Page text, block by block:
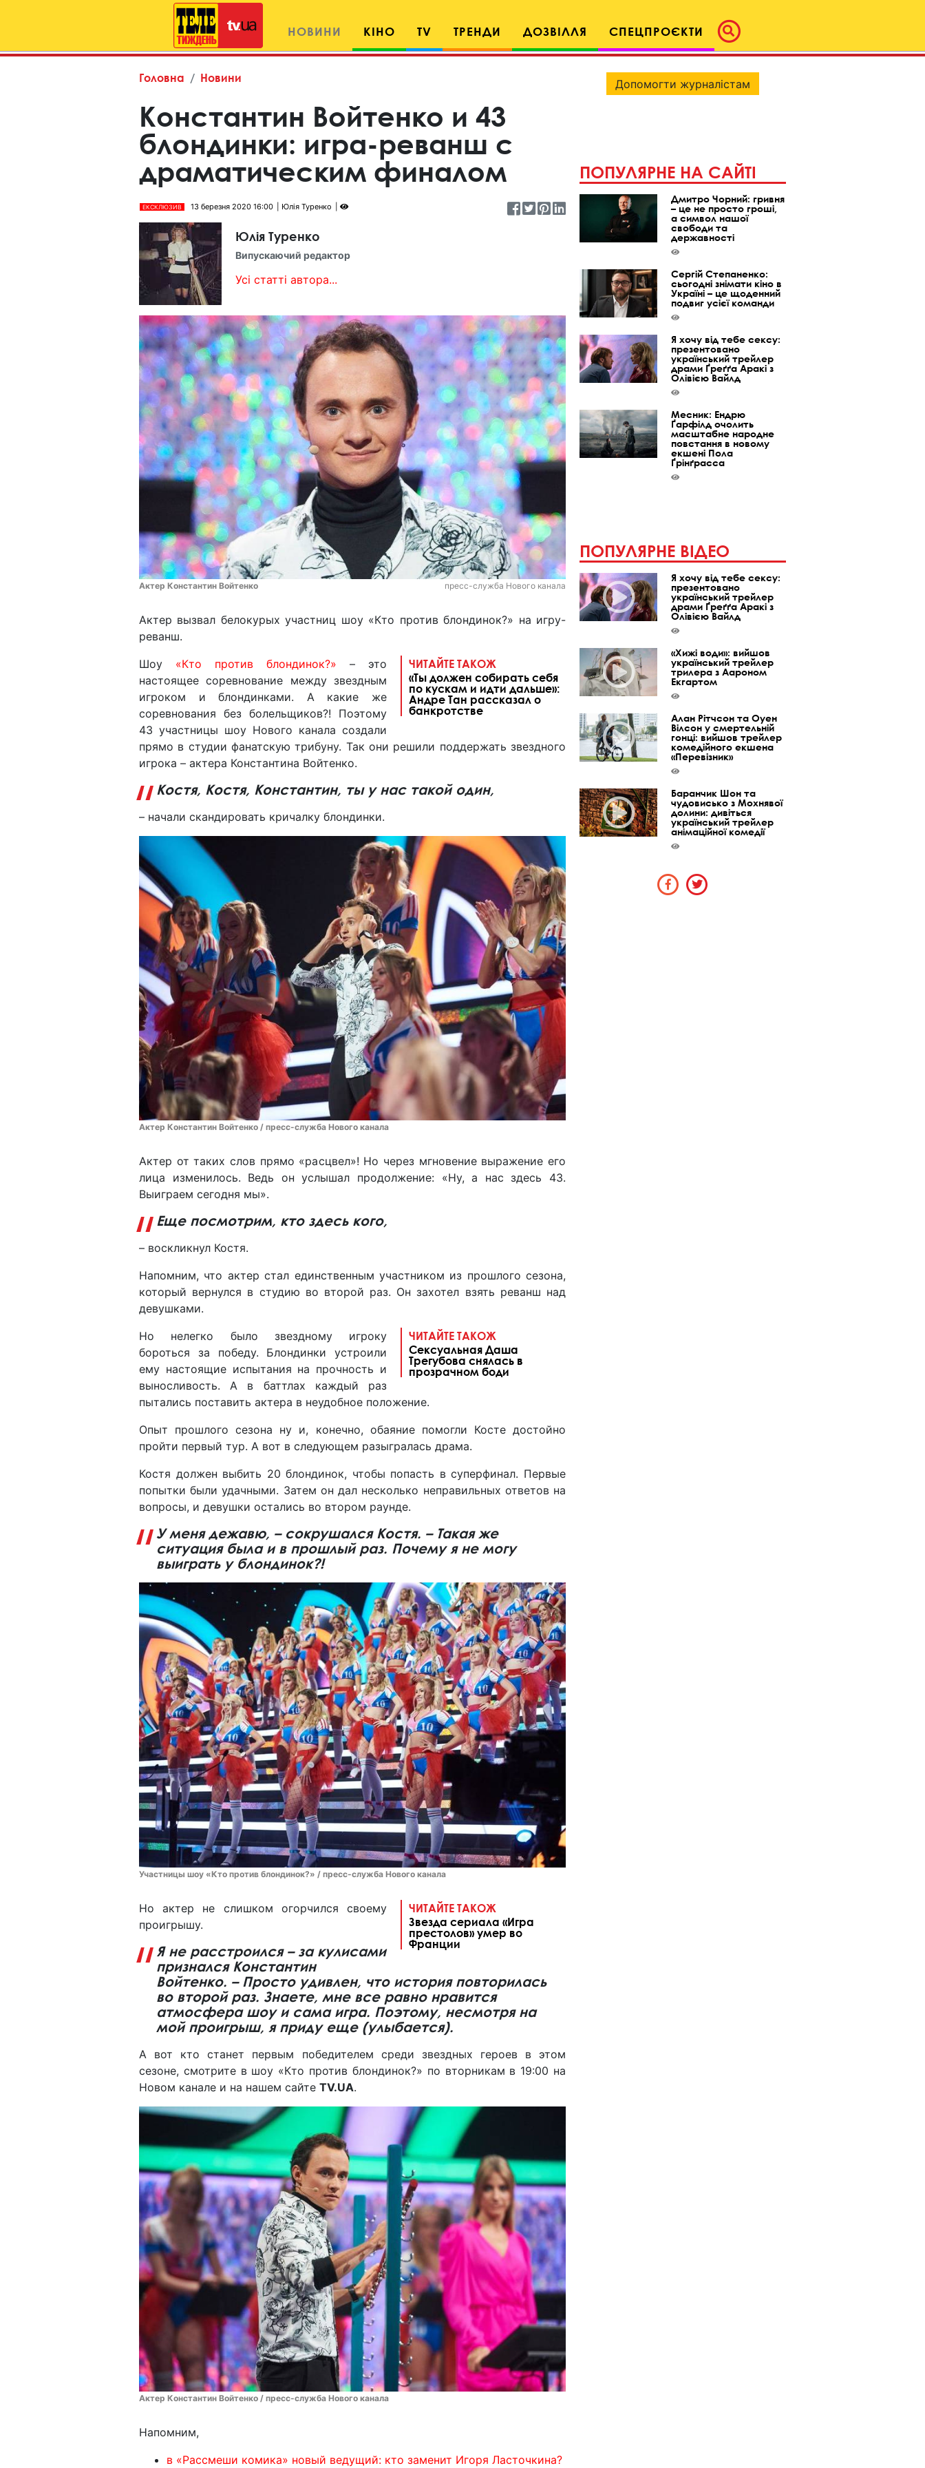
НОВИНИ КІНО TV ТРЕНДИ ДОЗВІЛЛЯ СПЕЦПРОЄКТИ
Головна Новини
Константин Войтенко и 43
блондинки: игра-реванш с
драматическим финалом
ЕКСКЛЮЗИВ 13 березня 2020 16:00 Юлія Туренко
Юлія Туренко
Випускаючий редактор
Усі статті автора...
Актер Константин Войтенко пресс-служба Нового канала
Актер вызвал белокурых участниц шоу «Кто против блондинок?» на игру-
реванш.
ЧИТАЙТЕ ТАКОЖ
«Ты должен собирать себя
по кускам и идти дальше»:
Андре Тан рассказал о
банкротстве
Шоу «Кто против блондинок?» – это
настоящее соревнование между звездным
игроком и блондинками. А какие же
соревнования без болельщиков?! Поэтому
43 участницы шоу Нового канала создали
прямо в студии фанатскую трибуну. Так они решили поддержать звездного
игрока – актера Константина Войтенко.
Костя, Костя, Константин, ты у нас такой один,
– начали скандировать кричалку блондинки.
Актер Константин Войтенко / пресс-служба Нового канала
Актер от таких слов прямо «расцвел»! Но через мгновение выражение его
лица изменилось. Ведь он услышал продолжение: «Ну, а нас здесь 43.
Выиграем сегодня мы».
Еще посмотрим, кто здесь кого,
– воскликнул Костя.
Напомним, что актер стал единственным участником из прошлого сезона,
который вернулся в студию во второй раз. Он захотел взять реванш над
девушками.
ЧИТАЙТЕ ТАКОЖ
Сексуальная Даша
Трегубова снялась в
прозрачном боди
Но нелегко было звездному игроку
бороться за победу. Блондинки устроили
ему настоящие испытания на прочность и
выносливость. А в баттлах каждый раз
пытались поставить актера в неудобное положение.
Опыт прошлого сезона ну и, конечно, обаяние помогли Косте достойно
пройти первый тур. А вот в следующем разыгралась драма.
Костя должен выбить 20 блондинок, чтобы попасть в суперфинал. Первые
попытки были удачными. Затем он дал несколько неправильных ответов на
вопросы, и девушки остались во втором раунде.
У меня дежавю, – сокрушался Костя. – Такая же
ситуация была и в прошлый раз. Почему я не могу
выиграть у блондинок?!
Участницы шоу «Кто против блондинок?» / пресс-служба Нового канала
ЧИТАЙТЕ ТАКОЖ
Звезда сериала «Игра
престолов» умер во
Франции
Но актер не слишком огорчился своему
проигрышу.
Я не расстроился – за кулисами
признался Константин
Войтенко. – Просто удивлен, что история повторилась
во второй раз. Знаете, мне все равно нравится
атмосфера шоу и сама игра. Поэтому, несмотря на
мой проигрыш, я приду еще (улыбается).
А вот кто станет первым победителем среди звездных героев в этом
сезоне, смотрите в шоу «Кто против блондинок?» по вторникам в 19:00 на
Новом канале и на нашем сайте TV.UA.
Актер Константин Войтенко / пресс-служба Нового канала
Напомним,
в «Рассмеши комика» новый ведущий: кто заменит Игоря Ласточкина?
Допомогти журналістам
ПОПУЛЯРНЕ НА САЙТІ
Дмитро Чорний: гривня
– це не просто гроші,
а символ нашої
свободи та
державності
Сергій Степаненко:
сьогодні знімати кіно в
Україні – це щоденний
подвиг усієї команди
Я хочу від тебе сексу:
презентовано
український трейлер
драми Ґреґґа Аракі з
Олівією Вайлд
Месник: Ендрю
Ґарфілд очолить
масштабне народне
повстання в новому
екшені Пола
Ґрінґрасса
ПОПУЛЯРНЕ ВІДЕО
Я хочу від тебе сексу:
презентовано
український трейлер
драми Ґреґґа Аракі з
Олівією Вайлд
«Хижі води»: вийшов
український трейлер
трилера з Аароном
Екгартом
Алан Рітчсон та Оуен
Вілсон у смертельній
гонці: вийшов трейлер
комедійного екшена
«Перевізник»
Баранчик Шон та
чудовисько з Мохнявої
долини: дивіться
український трейлер
анімаційної комедії